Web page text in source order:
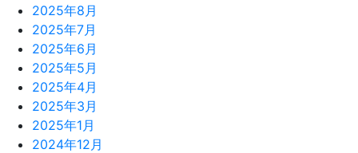
2025年8月
2025年7月
2025年6月
2025年5月
2025年4月
2025年3月
2025年1月
2024年12月